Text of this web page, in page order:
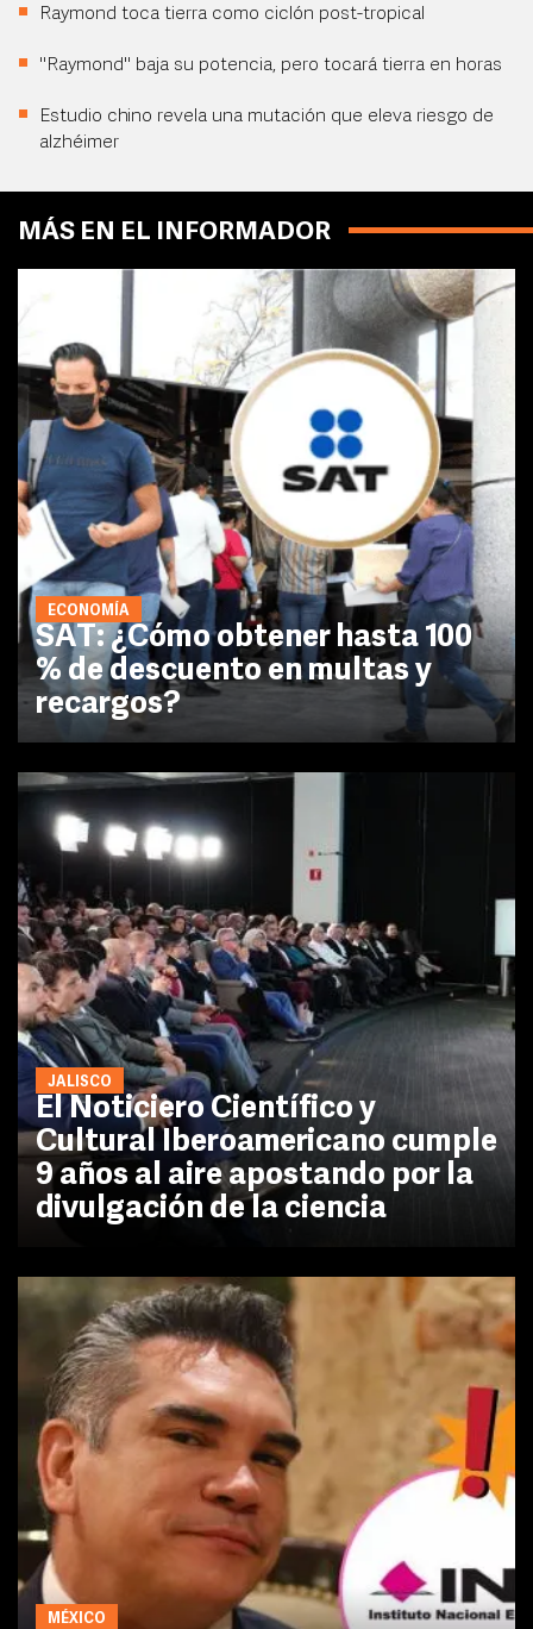
Raymond toca tierra como ciclón post-tropical
"Raymond" baja su potencia, pero tocará tierra en horas
Estudio chino revela una mutación que eleva riesgo de
alzhéimer
MÁS EN EL INFORMADOR
ECONOMÍA
SAT: ¿Cómo obtener hasta 100
% de descuento en multas y
recargos?
JALISCO
El Noticiero Científico y
Cultural Iberoamericano cumple
9 años al aire apostando por la
divulgación de la ciencia
MÉXICO